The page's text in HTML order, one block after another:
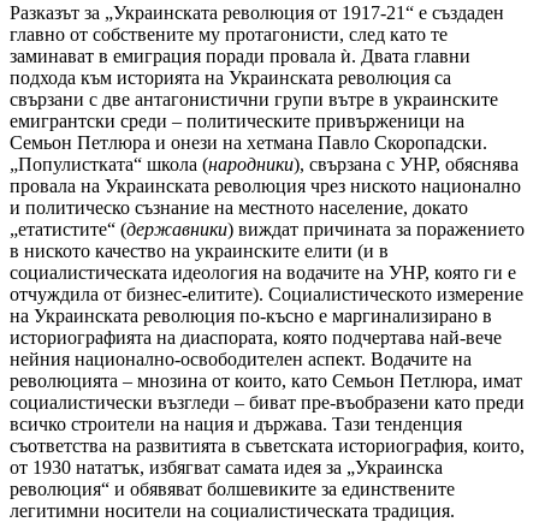
Разказът за „Украинската революция от 1917-21“ е създаден
главно от собствените му протагонисти, след като те
заминават в емиграция поради провала ѝ. Двата главни
подхода към историята на Украинската революция са
свързани с две антагонистични групи вътре в украинските
емигрантски среди – политическите привърженици на
Семьон Петлюра и онези на хетмана Павло Скоропадски.
„Популистката“ школа (народники), свързана с УНР, обяснява
провала на Украинската революция чрез ниското национално
и политическо съзнание на местното население, докато
„етатистите“ (державники) виждат причината за поражението
в ниското качество на украинските елити (и в
социалистическата идеология на водачите на УНР, която ги е
отчуждила от бизнес-елитите). Социалистическото измерение
на Украинската революция по-късно е маргинализирано в
историографията на диаспората, която подчертава най-вече
нейния национално-освободителен аспект. Водачите на
революцията – мнозина от които, като Семьон Петлюра, имат
социалистически възгледи – биват пре-въобразени като преди
всичко строители на нация и държава. Тази тенденция
съответства на развитията в съветската историография, които,
от 1930 нататък, избягват самата идея за „Украинска
революция“ и обявяват болшевиките за единствените
легитимни носители на социалистическата традиция.